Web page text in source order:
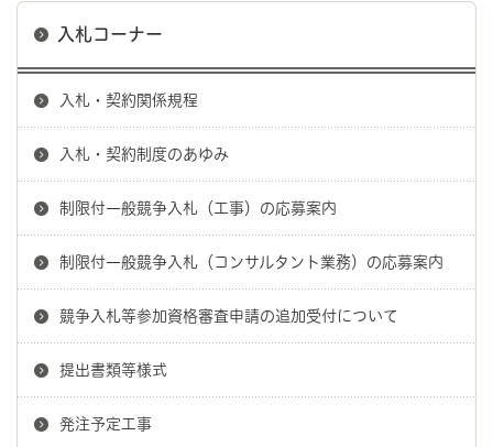
入札コーナー
入札・契約関係規程
入札・契約制度のあゆみ
制限付一般競争入札（工事）の応募案内
制限付一般競争入札（コンサルタント業務）の応募案内
競争入札等参加資格審査申請の追加受付について
提出書類等様式
発注予定工事